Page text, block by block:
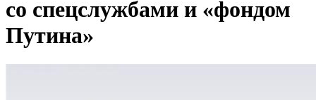
со спецслужбами и «фондом
Путина»